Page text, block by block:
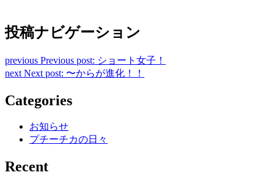
投稿ナビゲーション
previous Previous post: ショート女子！
next Next post: 〜からが進化！！
Categories
お知らせ
プチーチカの日々
Recent